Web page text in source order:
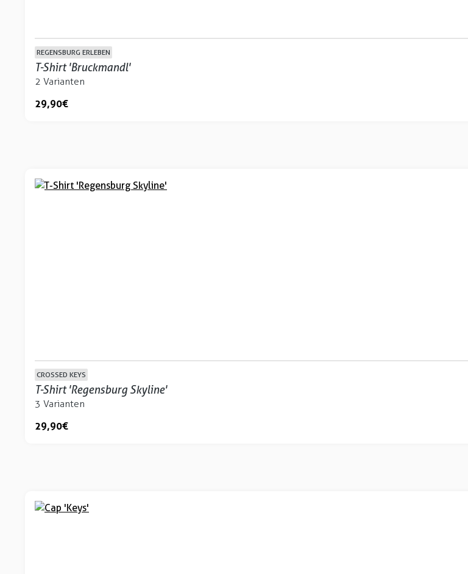
REGENSBURG ERLEBEN
T-Shirt 'Bruckmandl'
2 Varianten
29,90 €
CROSSED KEYS
T-Shirt 'Regensburg Skyline'
3 Varianten
29,90 €